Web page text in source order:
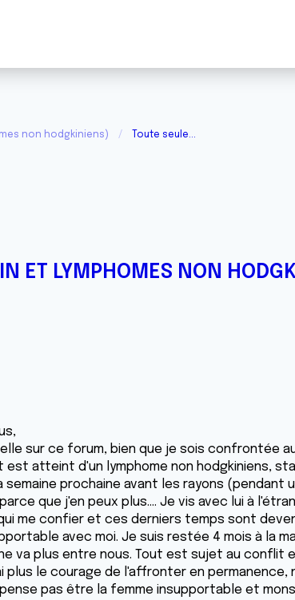
non hodgkiniens) Toute seule...
ET LYMPHOMES NON
sur ce forum, bien que je sois confrontée
est atteint d'un lymphome non hodgkiniens,
semaine prochaine avant les rayons (pendant
que j'en peux plus.... Je vis avec lui à
me confier et ces derniers temps sont
avec moi. Je suis restée 4 mois à la
va plus entre nous. Tout est sujet au conflit
plus le courage de l'affronter en permanence,
pense pas être la femme insupportable et